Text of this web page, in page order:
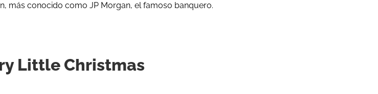
más conocido como JP Morgan, el famoso banquero.
Little Christmas